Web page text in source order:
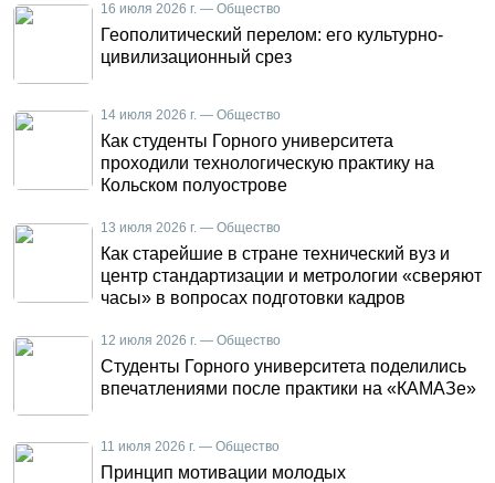
16 июля 2026 г. — Общество
Геополитический перелом: его культурно-
цивилизационный срез
14 июля 2026 г. — Общество
Как студенты Горного университета
проходили технологическую практику на
Кольском полуострове
13 июля 2026 г. — Общество
Как старейшие в стране технический вуз и
центр стандартизации и метрологии «сверяют
часы» в вопросах подготовки кадров
12 июля 2026 г. — Общество
Студенты Горного университета поделились
впечатлениями после практики на «КАМАЗе»
11 июля 2026 г. — Общество
Принцип мотивации молодых